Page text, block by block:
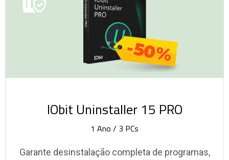
-50%
IObit Uninstaller 15 PRO
1 Ano / 3 PCs
Garante desinstalação completa de programas,